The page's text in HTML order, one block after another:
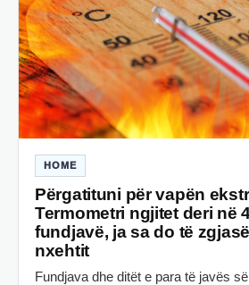
HOME
Përgatituni për vapën
Termometri ngjitet deri në
fundjavë, ja sa do të
nxehtit
Fundjava dhe ditët e para të javës